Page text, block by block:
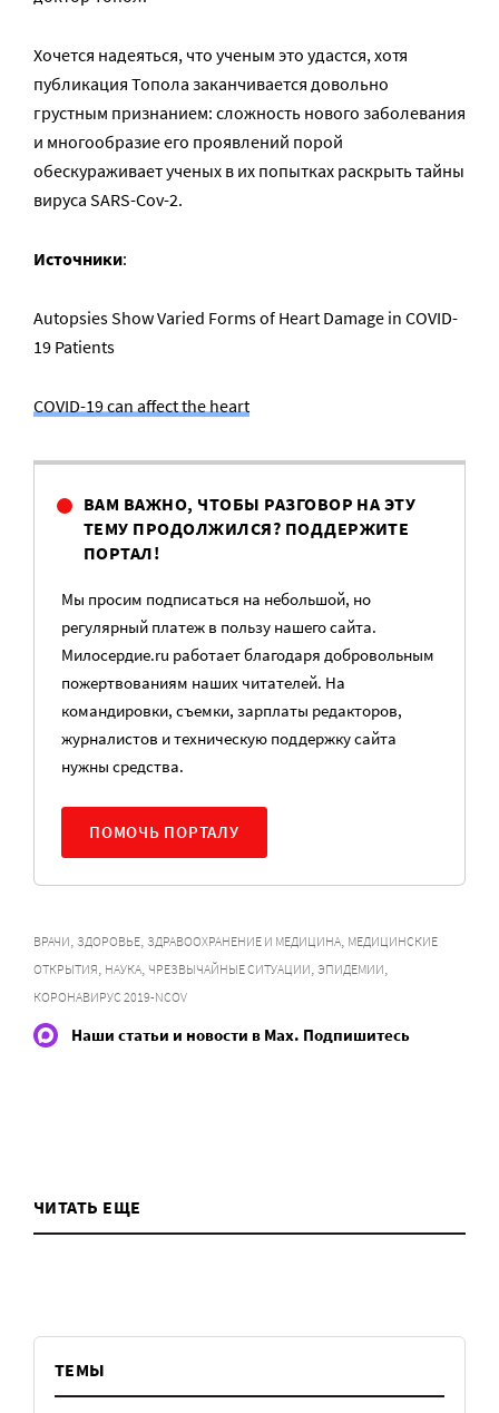
Хочется надеяться, что ученым это удастся, хотя
публикация Топола заканчивается довольно
грустным признанием: сложность нового заболевания
и многообразие его проявлений порой
обескураживает ученых в их попытках раскрыть тайны
вируса SARS-Cov-2.
Источники:
Autopsies Show Varied Forms of Heart Damage in COVID-
19 Patients
COVID-19 can affect the heart
ВАМ ВАЖНО, ЧТОБЫ РАЗГОВОР НА ЭТУ
ТЕМУ ПРОДОЛЖИЛСЯ? ПОДДЕРЖИТЕ
ПОРТАЛ!
Мы просим подписаться на небольшой, но
регулярный платеж в пользу нашего сайта.
Милосердие.ru работает благодаря добровольным
пожертвованиям наших читателей. На
командировки, съемки, зарплаты редакторов,
журналистов и техническую поддержку сайта
нужны средства.
ПОМОЧЬ ПОРТАЛУ
ВРАЧИ ЗДОРОВЬЕ ЗДРАВООХРАНЕНИЕ И МЕДИЦИНА МЕДИЦИНСКИЕ
ОТКРЫТИЯ НАУКА ЧРЕЗВЫЧАЙНЫЕ СИТУАЦИИ ЭПИДЕМИИ
КОРОНАВИРУС 2019-NCOV
Наши статьи и новости в Max. Подпишитесь
ЧИТАТЬ ЕЩЕ
ТЕМЫ